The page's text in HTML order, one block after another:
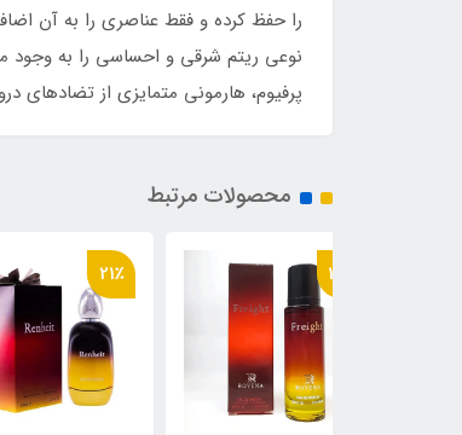
را حفظ کرده و فقط عناصری را به آن
نوعی ریتم شرقی و احساسی را به وجود
پرفیوم، هارمونی متمایزی از تضادهای
محصولات مرتبط
21٪